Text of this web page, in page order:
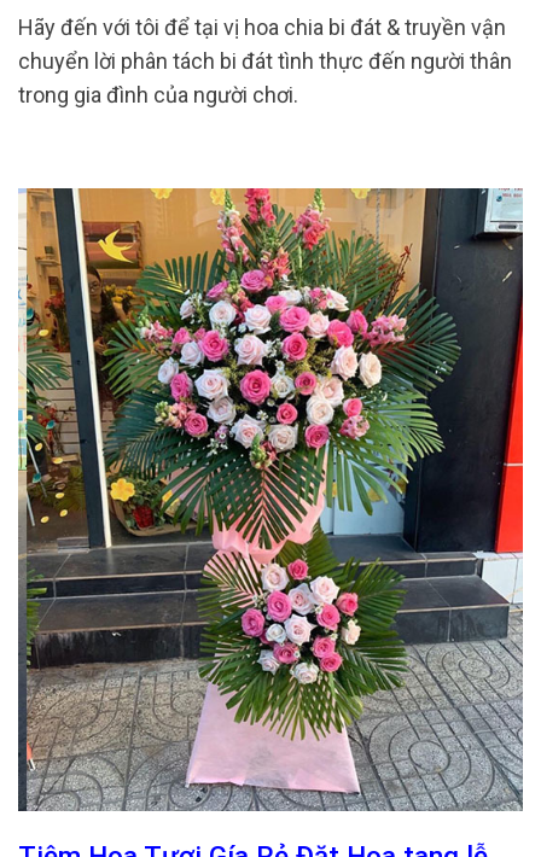
Hãy đến với tôi để tại vị hoa chia bi đát & truyền vận
chuyển lời phân tách bi đát tình thực đến người thân
trong gia đình của người chơi.